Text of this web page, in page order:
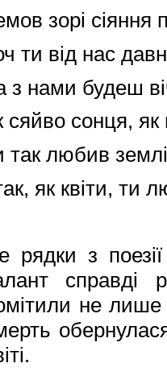
зорі сіяння
ти від нас
з нами будеш
сяйво сонця, як
так любив землі
як квіти, ти
рядки з
справді
не лише